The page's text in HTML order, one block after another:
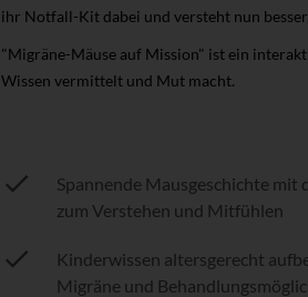
ihr Notfall-Kit dabei und versteht nun
"Migräne-Mäuse auf Mission" ist ein
Wissen vermittelt und Mut macht.
Spannende Mausgeschichte
zum Verstehen und Mitfühlen
Kinderwissen altersgerecht
Migräne und